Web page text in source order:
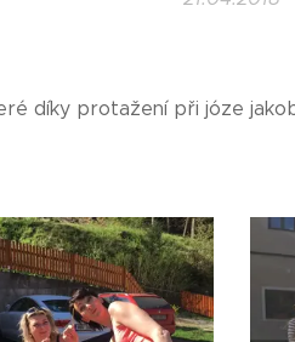
díky protažení při józe